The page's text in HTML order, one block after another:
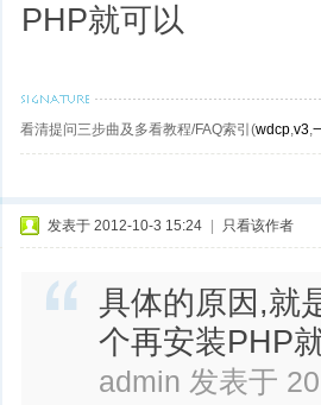
PHP就可以
看清提问三步曲及多看教程/FAQ索引(wdcp,v3,
发表于 2012-10-3 15:24 只看该作者
具体的原因,就
个再安装PHP
admin 发表于